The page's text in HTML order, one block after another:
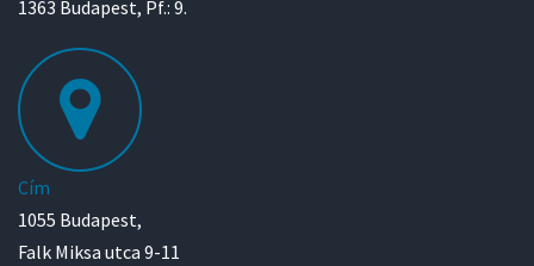
1363 Budapest, Pf.: 9.
Cím
1055 Budapest,
Falk Miksa utca 9-11